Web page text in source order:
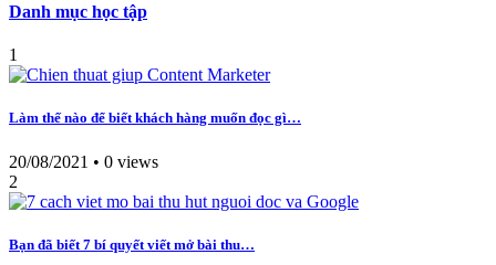
Danh mục học tập
1
Làm thế nào để biết khách hàng muốn đọc gì…
20/08/2021 • 0 views
2
Bạn đã biết 7 bí quyết viết mở bài thu…